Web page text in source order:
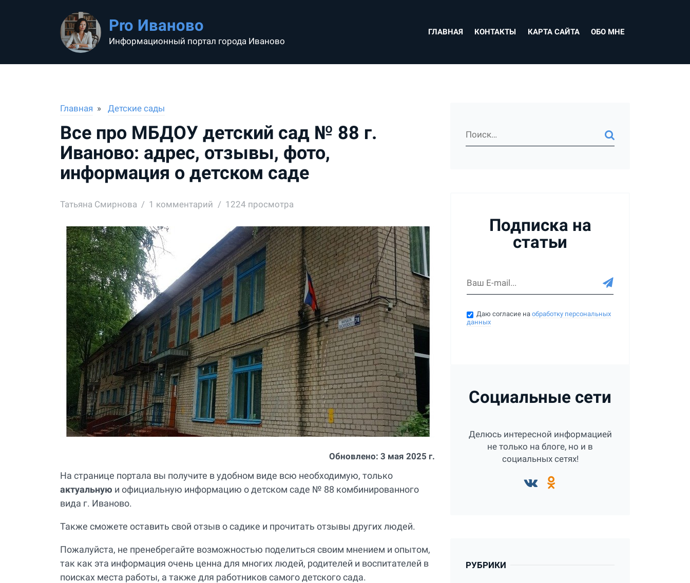
Pro Иваново
Информационный портал города Иваново
ГЛАВНАЯ КОНТАКТЫ КАРТА САЙТА ОБО МНЕ
Главная Детские сады
Все про МБДОУ детский сад № 88 г.
Иваново: адрес, отзывы, фото,
информация о детском саде
Татьяна Смирнова 1 комментарий 1224 просмотра
Обновлено: 3 мая 2025 г.
На странице портала вы получите в удобном виде всю необходимую, только
актуальную и официальную информацию о детском саде № 88 комбинированного
вида г. Иваново.
Также сможете оставить свой отзыв о садике и прочитать отзывы других людей.
Пожалуйста, не пренебрегайте возможностью поделиться своим мнением и опытом,
так как эта информация очень ценна для многих людей, родителей и воспитателей в
поисках места работы, а также для работников самого детского сада.
Подписка на
статьи
Даю согласие наобработку персональных
данных
Социальные сети
Делюсь интересной информацией
не только на блоге, но и в
социальных сетях!
РУБРИКИ